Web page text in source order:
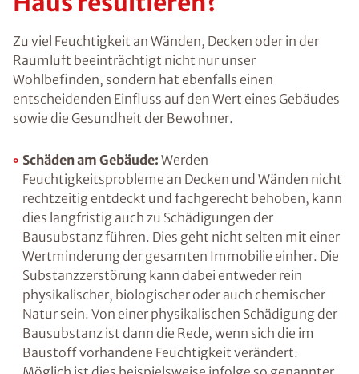
aus dauerhafter
Feuchtigkeit im Haus
resultieren?
Zu viel Feuchtigkeit an Wänden, Decken oder in
entscheidenden Einfluss auf den Wert eines
Gebäudes sowie die Gesundheit der Bewohner.
Schäden am Gebäude:Werden
Feuchtigkeitsprobleme an Decken und
Wänden nicht rechtzeitig entdeckt und
fachgerecht behoben, kann dies langfristig
auch zu Schädigungen der Bausubstanz
führen. Dies geht nicht selten mit einer
Wertminderung der gesamten Immobilie
einher. Die Substanzzerstörung kann dabei